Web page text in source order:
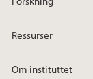
Ressurser
Om instituttet